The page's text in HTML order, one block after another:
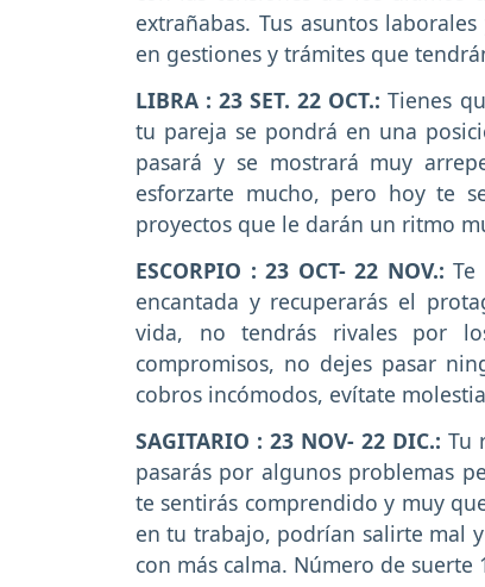
extrañabas. Tus asuntos
en gestiones y trámites que
LIBRA : 23 SET. 22 OCT.:Tienes
tu pareja se pondrá en una
pasará y se mostrará muy
esforzarte mucho, pero hoy te
proyectos que le darán un ritmo
ESCORPIO : 23 OCT- 22 NOV.: Te
encantada y recuperarás el
vida, no tendrás rivales por
compromisos, no dejes pasar
cobros incómodos, evítate
SAGITARIO : 23 NOV- 22 DIC.: Tu
pasarás por algunos problemas
te sentirás comprendido y muy
en tu trabajo, podrían salirte mal
con más calma. Número de suerte